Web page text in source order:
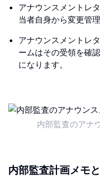
アナウンスメントレ
当者自身から変更管
アナウンスメントレ
ームはその受領を確
になります。
内部監査のアナ
内部監査計画メモ